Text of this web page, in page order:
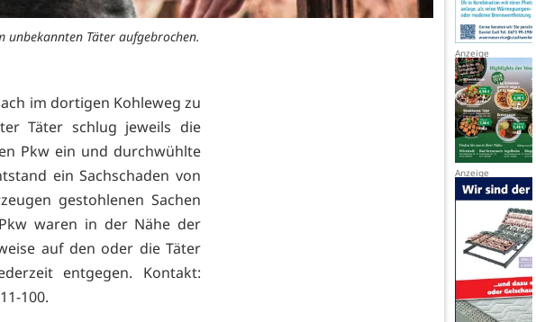
unbekannten Täter aufgebrochen.
im dortigen Kohleweg zu
Täter schlug jeweils die
Pkw ein und durchwühlte
ein Sachschaden von
gestohlenen Sachen
waren in der Nähe der
auf den oder die Täter
entgegen. Kontakt:
100.